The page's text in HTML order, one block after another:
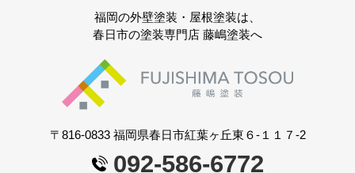
福岡の外壁塗装・屋根塗装は、
春日市の塗装専門店 藤嶋塗装へ
〒816-0833 福岡県春日市紅葉ヶ丘東６-１１７-2
092-586-6772